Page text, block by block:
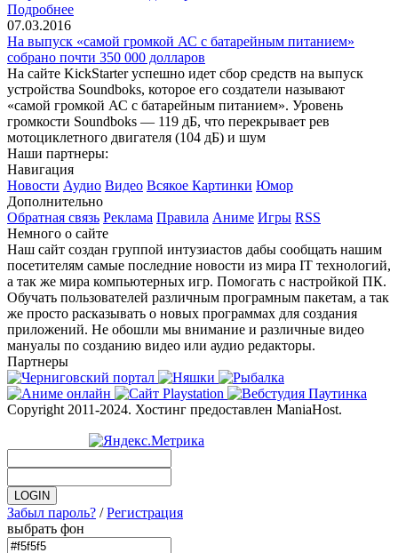
Подробнее
07.03.2016
На выпуск «самой громкой АС с батарейным питанием»
собрано почти 350 000 долларов
На сайте KickStarter успешно идет сбор средств на выпуск
устройства Soundboks, которое его создатели называют
«самой громкой АС с батарейным питанием». Уровень
громкости Soundboks — 119 дБ, что перекрывает рев
мотоциклетного двигателя (104 дБ) и шум
Наши партнеры:
Навигация
Новости Аудио Видео Всякое Картинки Юмор
Дополнительно
Обратная связь Реклама Правила Аниме Игры RSS
Немного о сайте
Наш сайт создан группой интузиастов дабы сообщать нашим
посетителям самые последние новости из мира IT технологий,
а так же мира компьютерных игр. Помогать с настройкой ПК.
Обучать пользователей различным програмным пакетам, а так
же просто расказывать о новых программах для создания
приложений. Не обошли мы внимание и различные видео
мануалы по созданию видео или аудио редакторы.
Партнеры
Copyright 2011-2024. Хостинг предоставлен ManiaHost.
Забыл пароль? /Регистрация
выбрать фон